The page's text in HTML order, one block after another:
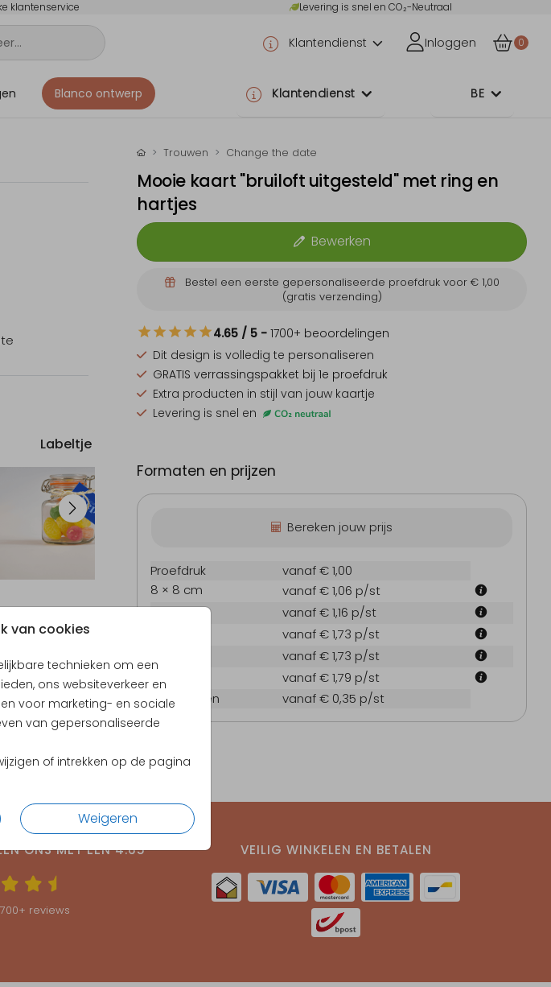
klantenservice Levering is snel en CO₂-Neutraal
Klantendienst Inloggen 0
Blanco ontwerp Klantendienst BE
van cookies
technieken om een
ons websiteverkeer en
voor marketing- en sociale
van gepersonaliseerde
of intrekken op de pagina
Weigeren
Labeltje
Trouwen Change the date
Mooie kaart "bruiloft uitgesteld" met ring en
hartjes
Bewerken
Bestel een eerste gepersonaliseerde proefdruk voor € 1,00
(gratis verzending)
4.65 / 5 - 1700+ beoordelingen
Dit design is volledig te personaliseren
GRATIS verrassingspakket bij 1e proefdruk
Extra producten in stijl van jouw kaartje
Levering is snel en
Formaten en prijzen
Bereken jouw prijs
Proefdruk
vanaf € 1,00
8 × 8 cm
vanaf € 1,06 p/st
11 × 11 cm
vanaf € 1,16 p/st
vanaf € 1,73 p/st
vanaf € 1,73 p/st
vanaf € 1,79 p/st
Enveloppen
vanaf € 0,35 p/st
ONS MET EEN4.65
+ reviews
VEILIG WINKELEN EN BETALEN